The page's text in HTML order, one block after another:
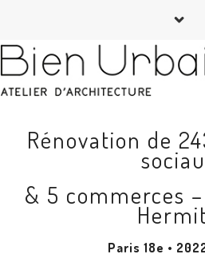
Rénovation de
& 5 commerces
Paris 18e •